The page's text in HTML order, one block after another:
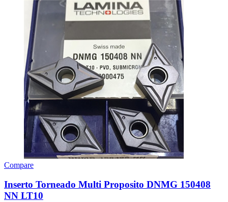
Compare
Inserto Torneado Multi Proposito DNMG 150408
NN LT10